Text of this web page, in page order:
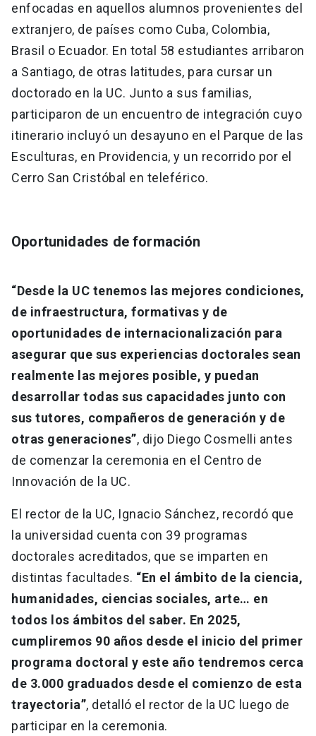
enfocadas en aquellos alumnos provenientes del
extranjero, de países como Cuba, Colombia,
Brasil o Ecuador. En total 58 estudiantes arribaron
a Santiago, de otras latitudes, para cursar un
doctorado en la UC. Junto a sus familias,
participaron de un encuentro de integración cuyo
itinerario incluyó un desayuno en el Parque de las
Esculturas, en Providencia, y un recorrido por el
Cerro San Cristóbal en teleférico.
Oportunidades de formación
“Desde la UC tenemos las mejores condiciones,
de infraestructura, formativas y de
oportunidades de internacionalización para
asegurar que sus experiencias doctorales sean
realmente las mejores posible, y puedan
desarrollar todas sus capacidades junto con
sus tutores, compañeros de generación y de
otras generaciones”, dijo Diego Cosmelli antes
de comenzar la ceremonia en el Centro de
Innovación de la UC.
El rector de la UC, Ignacio Sánchez, recordó que
la universidad cuenta con 39 programas
doctorales acreditados, que se imparten en
distintas facultades. “En el ámbito de la ciencia,
humanidades, ciencias sociales, arte… en
todos los ámbitos del saber. En 2025,
cumpliremos 90 años desde el inicio del primer
programa doctoral y este año tendremos cerca
de 3.000 graduados desde el comienzo de esta
trayectoria”, detalló el rector de la UC luego de
participar en la ceremonia.